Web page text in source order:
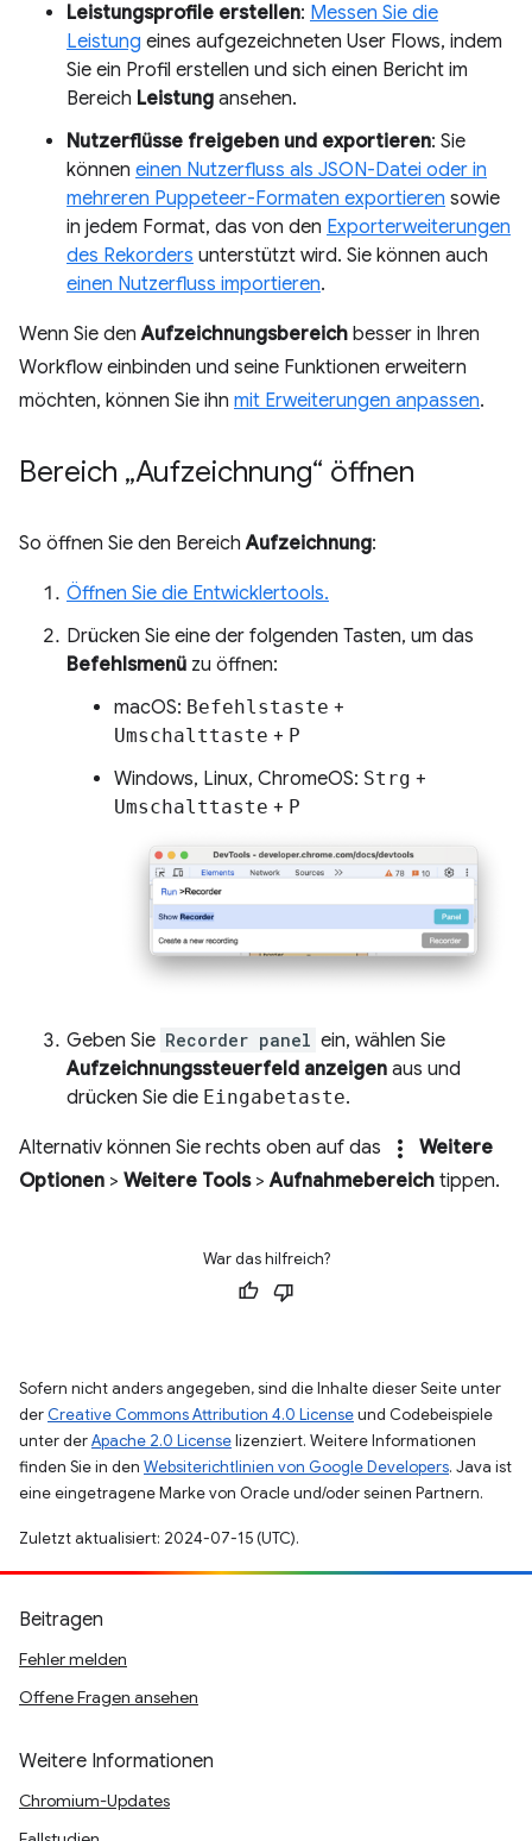
Leistungsprofile erstellen: Messen Sie die
Leistung eines aufgezeichneten User Flows, indem
Sie ein Profil erstellen und sich einen Bericht im
Bereich Leistung ansehen.
Nutzerflüsse freigeben und exportieren: Sie
können einen Nutzerfluss als JSON-Datei oder in
mehreren Puppeteer-Formaten exportieren sowie
in jedem Format, das von den Exporterweiterungen
des Rekorders unterstützt wird. Sie können auch
einen Nutzerfluss importieren.
Wenn Sie denAufzeichnungsbereich besser in Ihren
Workflow einbinden und seine Funktionen erweitern
möchten, können Sie ihn mit Erweiterungen anpassen.
Bereich „Aufzeichnung“ öffnen
So öffnen Sie den BereichAufzeichnung:
Öffnen Sie die Entwicklertools.
Drücken Sie eine der folgenden Tasten, um das
Befehlsmenü zu öffnen:
macOS: Befehlstaste +
Umschalttaste + P
Windows, Linux, ChromeOS: Strg +
Umschalttaste + P
Geben Sie Recorder panel ein, wählen Sie
Aufzeichnungssteuerfeld anzeigen aus und
drücken Sie die Eingabetaste.
Alternativ können Sie rechts oben auf das more_vert
Weitere
Optionen > Weitere Tools>Aufnahmebereich tippen.
War das hilfreich?
Sofern nicht anders angegeben, sind die Inhalte dieser Seite unter
der Creative Commons Attribution 4.0 Licenseund Codebeispiele
unter derApache 2.0 Licenselizenziert. Weitere Informationen
finden Sie in den Websiterichtlinien von Google Developers. Java ist
eine eingetragene Marke von Oracle und/oder seinen Partnern.
Zuletzt aktualisiert: 2024-07-15 (UTC).
Beitragen
Fehler melden
Offene Fragen ansehen
Weitere Informationen
Chromium-Updates